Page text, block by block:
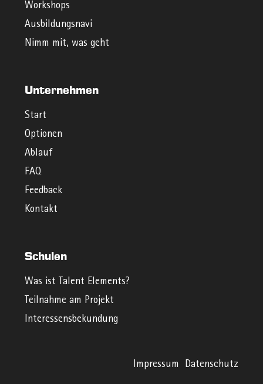
Workshops
Ausbildungsnavi
Nimm mit, was geht
Unternehmen
Start
Optionen
Ablauf
FAQ
Feedback
Kontakt
Schulen
Was ist Talent Elements?
Teilnahme am Projekt
Interessensbekundung
Impressum Datenschutz